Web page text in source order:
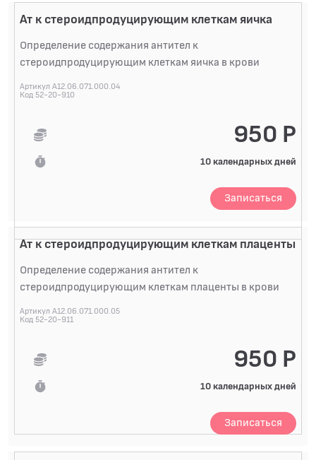
Ат к стероидпродуцирующим клеткам яичка
Определение содержания антител к
стероидпродуцирующим клеткам яичка в крови
Артикул A12.06.071.000.04
Код 52-20-910
950 Р
10 календарных дней
Записаться
Ат к стероидпродуцирующим клеткам плаценты
Определение содержания антител к
стероидпродуцирующим клеткам плаценты в крови
Артикул A12.06.071.000.05
Код 52-20-911
950 Р
10 календарных дней
Записаться